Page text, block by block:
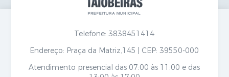
Telefone: 3838451414
Endereço: Praça da Matriz,145 | CEP: 39550-000
Atendimento presencial das 07:00 às 11:00 e das